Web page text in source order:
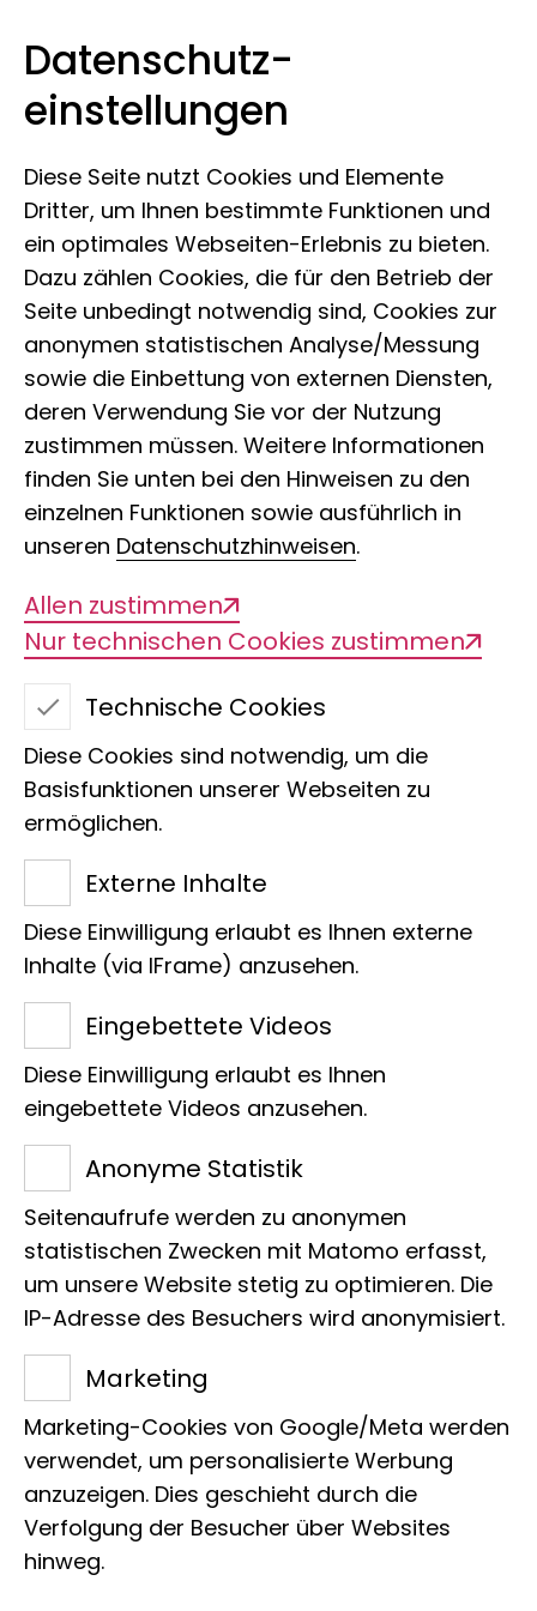
Zum Inhalt springen
Leibniz-Institut zur Analyse des
Biodiversitätswandels
Annika Simon
Zentrum
Leitung Ausstellung
Bundesstraße 43
20146 Hamburg
R. 1
Tel.:+49 40 238317 921
E-Mail:a.simon@leibniz-lib.de
Projekte
Zur Zeit liegen keine Projekte vor
Datenschutz­
einstellungen
Diese Seite nutzt Cookies und Elemente
Dritter, um Ihnen bestimmte Funktionen und
ein optimales Webseiten-Erlebnis zu bieten.
Dazu zählen Cookies, die für den Betrieb der
Seite unbedingt notwendig sind, Cookies zur
anonymen statistischen Analyse/Messung
sowie die Einbettung von externen Diensten,
deren Verwendung Sie vor der Nutzung
zustimmen müssen. Weitere Informationen
finden Sie unten bei den Hinweisen zu den
einzelnen Funktionen sowie ausführlich in
unseren Datenschutzhinweisen.
Allen zustimmen
Nur technischen Cookies zustimmen
Technische Cookies
Diese Cookies sind notwendig, um die
Basisfunktionen unserer Webseiten zu
ermöglichen.
Externe Inhalte
Diese Einwilligung erlaubt es Ihnen externe
Inhalte (via IFrame) anzusehen.
Eingebettete Videos
Diese Einwilligung erlaubt es Ihnen
eingebettete Videos anzusehen.
Anonyme Statistik
Seitenaufrufe werden zu anonymen
statistischen Zwecken mit Matomo erfasst,
um unsere Website stetig zu optimieren. Die
IP-Adresse des Besuchers wird anonymisiert.
Marketing
Marketing-Cookies von Google/Meta werden
verwendet, um personalisierte Werbung
anzuzeigen. Dies geschieht durch die
Verfolgung der Besucher über Websites
hinweg.